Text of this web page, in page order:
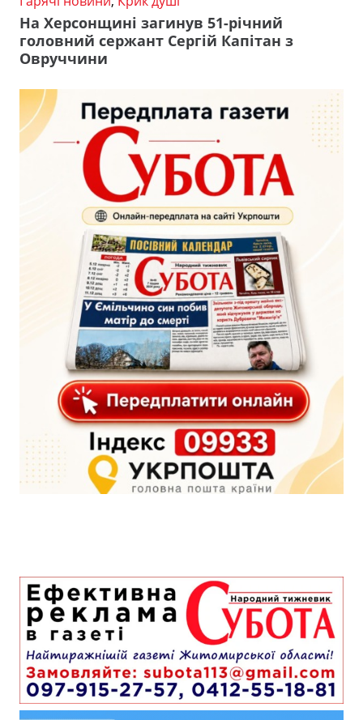
На Херсонщині загинув 51-річний
головний сержант Сергій Капітан з
Овруччини